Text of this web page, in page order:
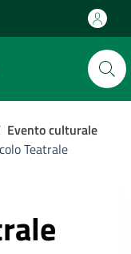
Evento culturale
Teatrale